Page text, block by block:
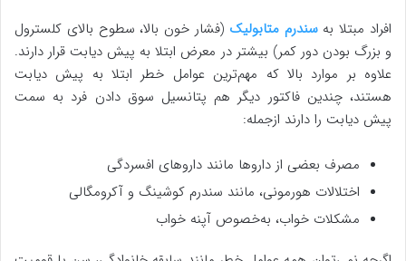
افراد مبتلا بهسندرم متابولیک (فشار خون بالا، سطوح بالای کلسترول
و بزرگ بودن دور کمر) بیشتر در معرض ابتلا به پیش دیابت قرار دارند.
علاوه بر موارد بالا که مهم‌ترین عوامل خطر ابتلا به پیش دیابت
هستند، چندین فاکتور دیگر هم پتانسیل سوق دادن فرد به سمت
پیش دیابت را دارند ازجمله:
مصرف بعضی از داروها مانند داروهای افسردگی
اختلالات هورمونی، مانند سندرم کوشینگ و آکرومگالی
مشکلات خواب، به‌خصوص آپنه خواب